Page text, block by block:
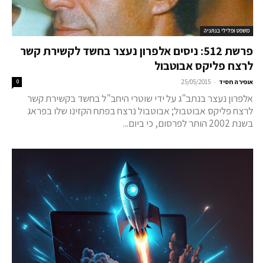
משפט ופלילי בנתניה
פרשת 512: ניסים אלפרון נעצר בחשד לקשירת קשר
לרצח פליקס אבוטבול
אופירה חסיד -
25/05/2015
0
אלפרון נעצר בנתב"ג על ידי שוטרי היחב"ל בחשד בקשירת קשר
לרצח פליקס אבוטבול; אבוטבול נרצח בפתח הקזינו שלו בפראג
בשנת 2002 הותר לפרסום, כי ביום...